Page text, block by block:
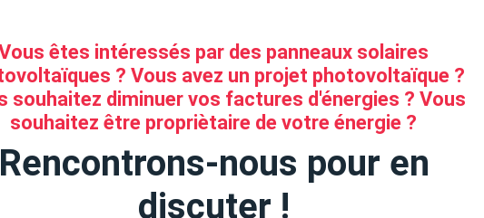
êtes intéressés par des panneaux solaires
? Vous avez un projet photovoltaïque ?
souhaitez diminuer vos factures d'énergies ? Vous
souhaitez être propriètaire de votre énergie ?
Rencontrons-nous pour en
discuter !